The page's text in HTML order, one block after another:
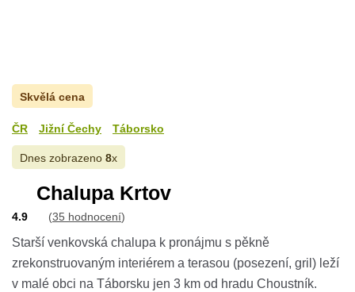
Skvělá cena
ČR Jižní Čechy Táborsko
Dnes zobrazeno 8x
Chalupa Krtov
4.9 (35 hodnocení)
Starší venkovská chalupa k pronájmu s pěkně
zrekonstruovaným interiérem a terasou (posezení, gril) leží
v malé obci na Táborsku jen 3 km od hradu Choustník.